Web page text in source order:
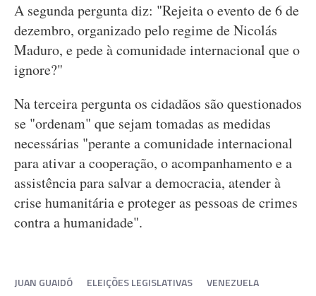
A segunda pergunta diz: "Rejeita o evento de 6 de
dezembro, organizado pelo regime de Nicolás
Maduro, e pede à comunidade internacional que o
ignore?"
Na terceira pergunta os cidadãos são questionados
se "ordenam" que sejam tomadas as medidas
necessárias "perante a comunidade internacional
para ativar a cooperação, o acompanhamento e a
assistência para salvar a democracia, atender à
crise humanitária e proteger as pessoas de crimes
contra a humanidade".
JUAN GUAIDÓ ELEIÇÕES LEGISLATIVAS VENEZUELA